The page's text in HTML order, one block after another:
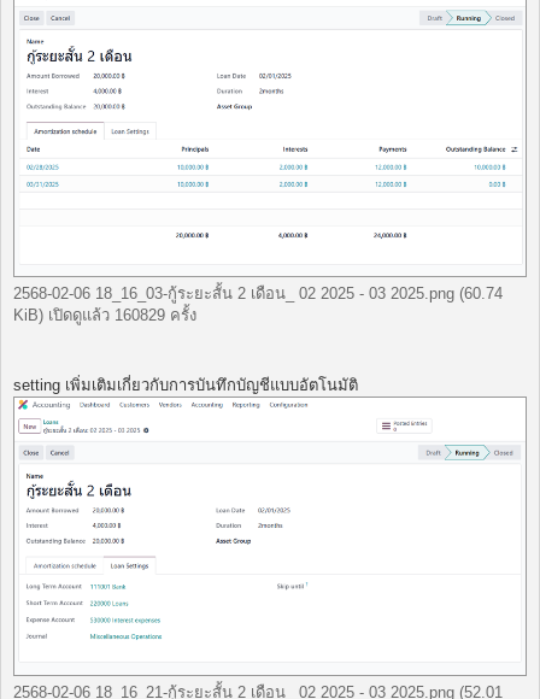
2568-02-06 18_16_03-กู้ระยะสั้น 2 เดือน_ 02 2025 - 03 2025.png (60.74
KiB) เปิดดูแล้ว 160829 ครั้ง
setting เพิ่มเติมเกี่ยวกับการบันทึกบัญชีแบบอัตโนมัติ
2568-02-06 18_16_21-กู้ระยะสั้น 2 เดือน_ 02 2025 - 03 2025.png (52.01